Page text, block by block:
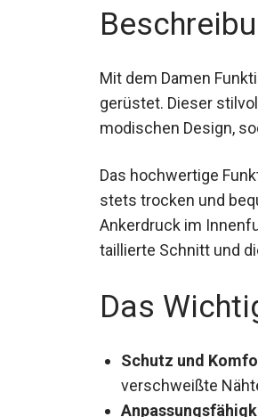
Mit dem Damen
gerüstet. Dieser
modischen Design,
Das hochwertige
stets trocken und
Ankerdruck im
taillierte Schnitt und
Das
Schutz und
verschweißte